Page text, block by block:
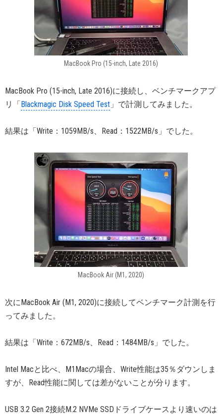
MacBook Pro (15-inch, Late 2016)
MacBook Pro (15-inch, Late 2016)に接続し、ベンチマークアプ
リ「Blackmagic Disk Speed Test 」で計測してみました。
結果は「Write：1059MB/s、Read：1522MB/s」でした。
MacBook Air (M1, 2020)
次にMacBook Air (M1, 2020)に接続してベンチマーク計測を行
ってみました。
結果は「Write：672MB/s、Read：1484MB/s」でした。
Intel Macと比べ、M1Macの場合、Write性能は35％ダウンしま
すが、Read性能に関しては差がないことが分ります。
USB 3.2 Gen 2接続M.2 NVMe SSDドライブケースより速いのは